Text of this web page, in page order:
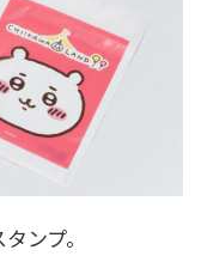
ンプ。